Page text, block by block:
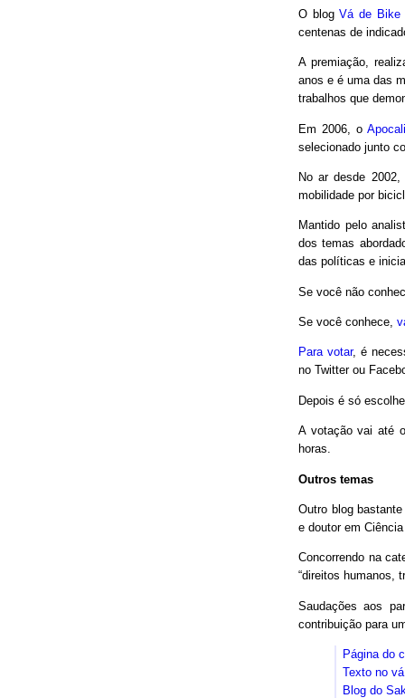
O blogVá de Bike
centenas de
A premiação,
anos e é uma das
trabalhos que
Em 2006, o
selecionado junto
No ar desde
mobilidade por
Mantido pelo
dos temas
das políticas e
Se você não
Se você conhece,
Para votar, é
no Twitter ou
Depois é só
A votação vai até
horas.
Outros temas
Outro blog
e doutor em
Concorrendo na
“direitos humanos,
Saudações aos
contribuição para
Página do
Texto no
Blog do